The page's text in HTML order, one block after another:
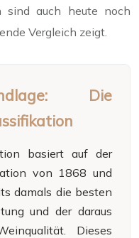
sind auch heute noch
Vergleich zeigt.
Die
basiert auf der
von 1868 und
damals die besten
und der daraus
Dieses